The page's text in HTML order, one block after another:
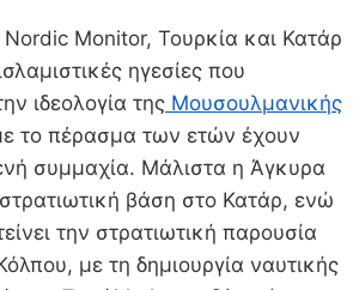
Monitor, Τουρκία και Κατάρ
ηγεσίες που
ιδεολογία της Μουσουλμανικής
το πέρασμα των ετών έχουν
συμμαχία. Μάλιστα η Άγκυρα
στρατιωτική βάση στο Κατάρ, ενώ
την στρατιωτική παρουσία
με τη δημιουργία ναυτικής